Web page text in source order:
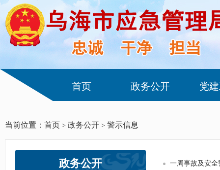
首页 政务公开 党
当前位置： 首页 > 政务公开 > 警示信息
政务公开 一周事故及安全